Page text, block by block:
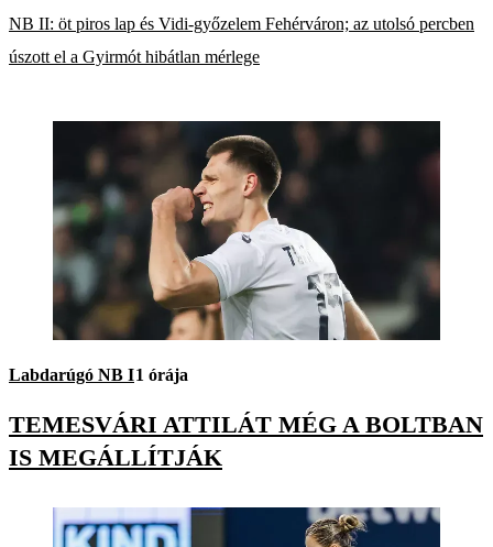
NB II: öt piros lap és Vidi-győzelem Fehérváron; az utolsó percben
úszott el a Gyirmót hibátlan mérlege
Labdarúgó NB I1 órája
TEMESVÁRI ATTILÁT MÉG A BOLTBAN
IS MEGÁLLÍTJÁK